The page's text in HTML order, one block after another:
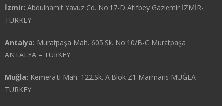
İzmir: Abdulhamit Yavuz Cd. No:17-D Atıfbey Gaziemir İZMİR-
TURKEY
Antalya: Muratpaşa Mah. 605.Sk. No:10/B-C Muratpaşa
ANTALYA – TURKEY
Muğla: Kemeraltı Mah. 122.Sk. A Blok Z1 Marmaris MUĞLA-
TURKEY